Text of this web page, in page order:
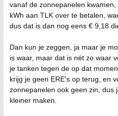
vanaf de zonnepanelen
kWh aan TLK over te betalen,
dus dat is dan nog eens € 9,18
Dan kun je zeggen, ja maar je
is waar, maar dat is nét zo waar
je tanken tegen de op dat
krijg je geen ERE's op terug, en
zonnepanelen ook geen zin, dus
kleiner maken.